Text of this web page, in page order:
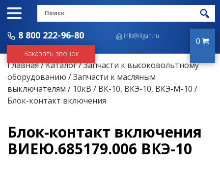
8 800 222-96-80
Заказать звонок
info@iligan.ru 0
Главная/Каталог/Запчасти к высоковольтному
оборудованию /Запчасти к масляным
выключателям / 10кВ / ВК-10, ВКЭ-10, ВКЭ-М-10 /
Блок-контакт включения
Блок-контакт включения
ВИЕЮ.685179.006 ВКЭ-10